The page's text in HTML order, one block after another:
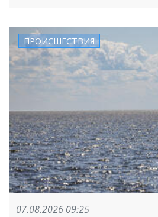
ПРОИСШЕСТВИЯ
07.08.2026 09:25